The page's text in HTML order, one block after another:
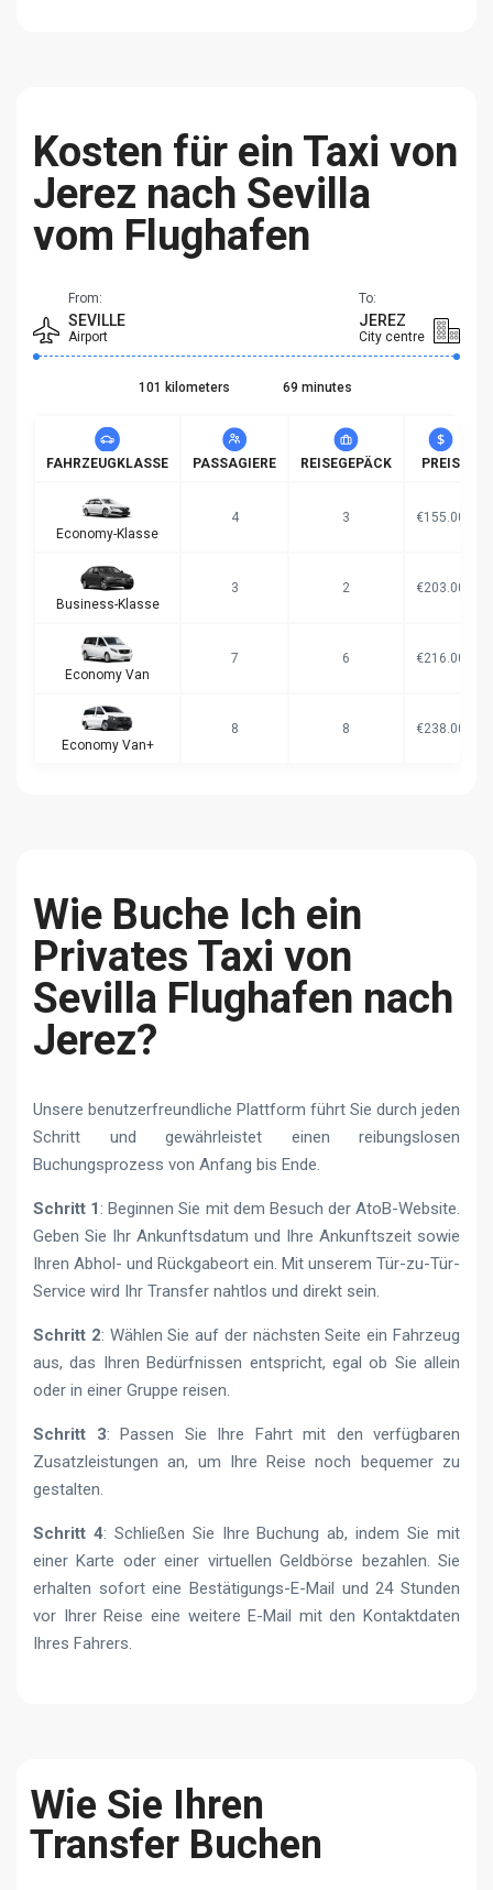
Kosten für ein Taxi von
Jerez nach Sevilla
vom Flughafen
From:
SEVILLE
Airport
To:
JEREZ
City centre
101 kilometers 69 minutes
FAHRZEUGKLASSE PASSAGIERE REISEGEPÄCK PREIS
Economy-Klasse
4 3 €155.00
Business-Klasse
3 2 €203.00
Economy Van
7 6 €216.00
Economy Van+
8 8 €238.00
Wie Buche Ich ein
Privates Taxi von
Sevilla Flughafen nach
Jerez?
Unsere benutzerfreundliche Plattform führt Sie durch jeden
Schritt und gewährleistet einen reibungslosen
Buchungsprozess von Anfang bis Ende.
Schritt 1 : Beginnen Sie mit dem Besuch der AtoB-Website.
Geben Sie Ihr Ankunftsdatum und Ihre Ankunftszeit sowie
Ihren Abhol- und Rückgabeort ein. Mit unserem Tür-zu-Tür-
Service wird Ihr Transfer nahtlos und direkt sein.
Schritt 2: Wählen Sie auf der nächsten Seite ein Fahrzeug
aus, das Ihren Bedürfnissen entspricht, egal ob Sie allein
oder in einer Gruppe reisen.
Schritt 3: Passen Sie Ihre Fahrt mit den verfügbaren
Zusatzleistungen an, um Ihre Reise noch bequemer zu
gestalten.
Schritt 4: Schließen Sie Ihre Buchung ab, indem Sie mit
einer Karte oder einer virtuellen Geldbörse bezahlen. Sie
erhalten sofort eine Bestätigungs-E-Mail und 24 Stunden
vor Ihrer Reise eine weitere E-Mail mit den Kontaktdaten
Ihres Fahrers.
Wie Sie Ihren
Transfer Buchen